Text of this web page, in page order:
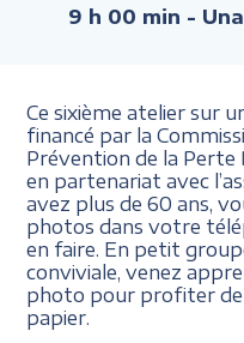
9 h 00 min -
Ce sixième atelier sur
financé par la
Prévention de la Perte
en partenariat avec
avez plus de 60 ans,
photos dans votre
en faire. En petit
conviviale, venez
photo pour profiter
papier.